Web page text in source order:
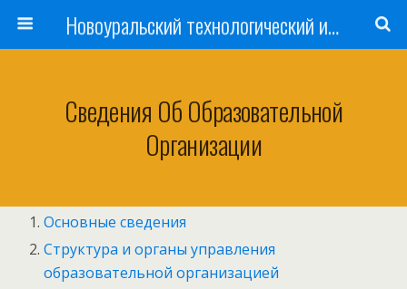
Новоуральский технологический институт НИЯУ МИФИ
Сведения Об Образовательной
Организации
Основные сведения
Структура и органы управления
образовательной организацией